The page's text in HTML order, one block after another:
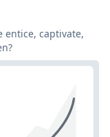
entice, captivate,